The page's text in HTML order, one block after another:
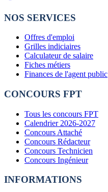
NOS SERVICES
Offres d'emploi
Grilles indiciaires
Calculateur de salaire
Fiches métiers
Finances de l'agent public
CONCOURS FPT
Tous les concours FPT
Calendrier 2026-2027
Concours Attaché
Concours Rédacteur
Concours Technicien
Concours Ingénieur
INFORMATIONS